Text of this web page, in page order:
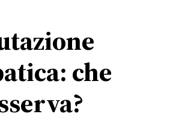
che